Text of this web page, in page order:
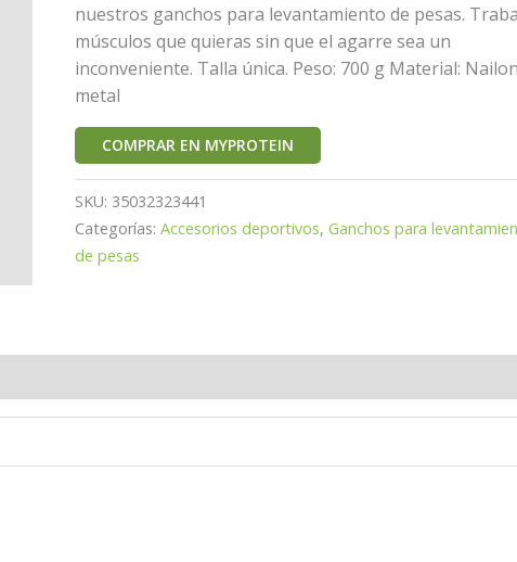
nuestros ganchos para levantamiento de pesas.
músculos que quieras sin que el agarre sea un
inconveniente. Talla única. Peso: 700 g Material:
metal
COMPRAR EN MYPROTEIN
SKU: 35032323441
Categorías:Accesorios deportivos,Ganchos para
de pesas